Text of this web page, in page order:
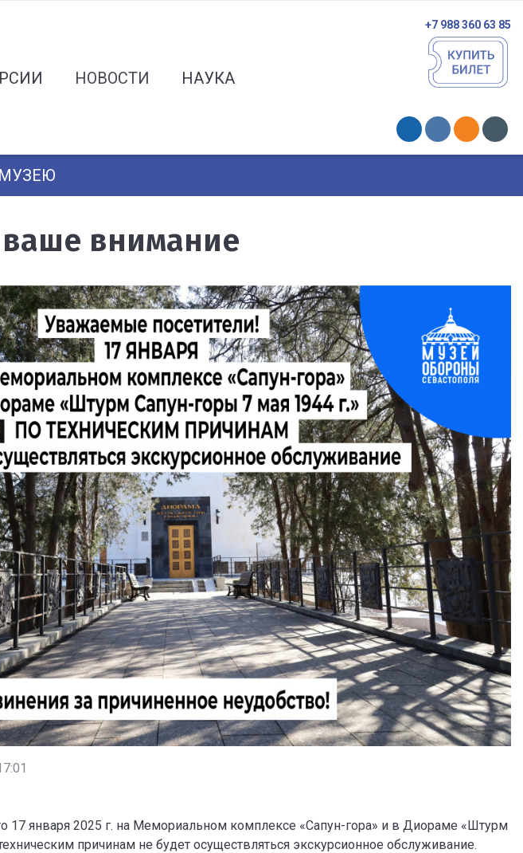
НОВОСТИ НАУКА
+7 988 360 63 85
внимание
17 января 2025 г. на Мемориальном комплексе «Сапун-гора» и в Диораме «Штурм
причинам не будет осуществляться экскурсионное обслуживание.